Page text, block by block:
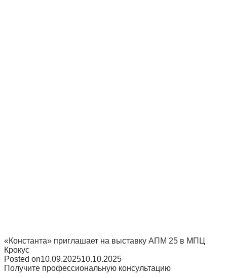
«Константа» приглашает на выставку АПМ 25 в МПЦ
Крокус
Posted on10.09.202510.10.2025
Получите профессиональную консультацию